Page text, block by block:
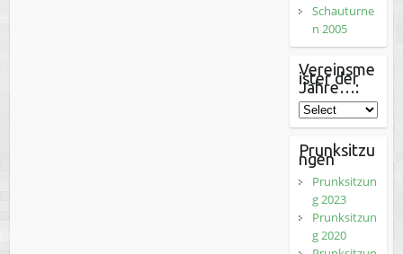
Schauturne
n 2005
Vereinsme
ister der
Jahre…:
Prunksitzu
ngen
Prunksitzun
g 2023
Prunksitzun
g 2020